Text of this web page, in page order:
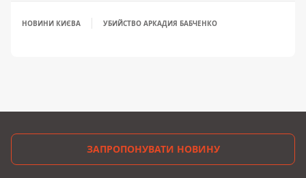
НОВИНИ КИЄВА УБИЙСТВО АРКАДИЯ БАБЧЕНКО
ЗАПРОПОНУВАТИ НОВИНУ